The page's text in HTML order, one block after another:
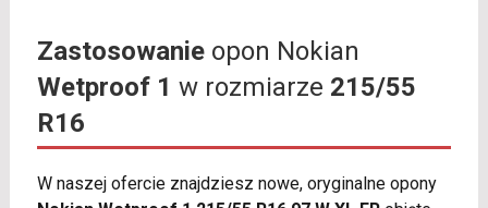
Zastosowanieopon Nokian
Wetproof 1 w rozmiarze 215/55
R16
W naszej ofercie znajdziesz nowe, oryginalne opony